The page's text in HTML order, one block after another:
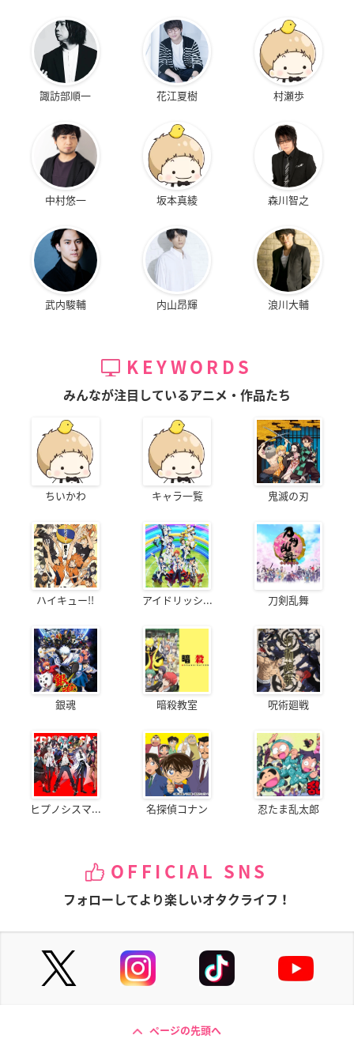
諏訪部順一 花江夏樹 村瀬歩
中村悠一 坂本真綾 森川智之
武内駿輔 内山昂輝 浪川大輔
KEYWORDS
みんなが注目しているアニメ・作品たち
ちいかわ キャラ一覧 鬼滅の刃
ハイキュー!! アイドリッシ... 刀剣乱舞
銀魂 暗殺教室 呪術廻戦
ヒプノシスマ... 名探偵コナン 忍たま乱太郎
OFFICIAL SNS
フォローしてより楽しいオタクライフ！
ページの先頭へ